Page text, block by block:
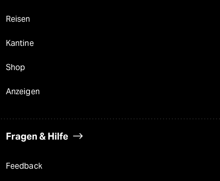
Reisen
Kantine
Shop
Anzeigen
Fragen & Hilfe
Feedback